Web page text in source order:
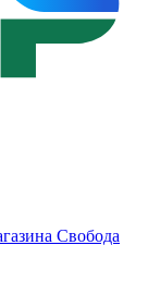
Свобода